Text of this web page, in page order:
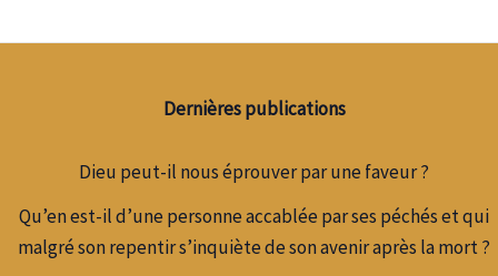
Dernières publications
Dieu peut-il nous éprouver par une faveur ?
Qu’en est-il d’une personne accablée par ses péchés et qui
malgré son repentir s’inquiète de son avenir après la mort ?